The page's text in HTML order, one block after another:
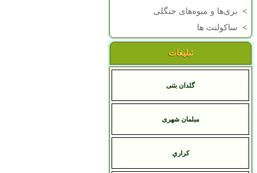
> بری‌ها و میوه‌های جنگلی
> ساکولنت ها
تبلیغات
گلدان بتنی
مبلمان شهری
کراري